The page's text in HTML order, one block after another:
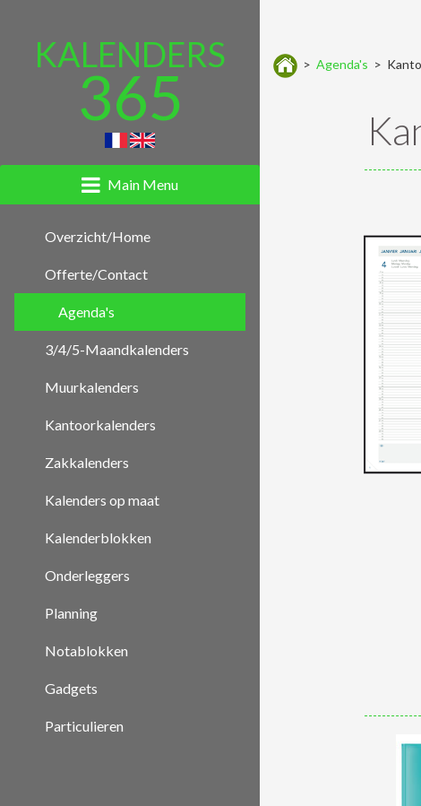
KALENDERS
365
Main Menu
Overzicht/Home
Offerte/Contact
Agenda's
3/4/5-Maandkalenders
Muurkalenders
Kantoorkalenders
Zakkalenders
Kalenders op maat
Kalenderblokken
Onderleggers
Planning
Notablokken
Gadgets
Particulieren
> Agenda's >